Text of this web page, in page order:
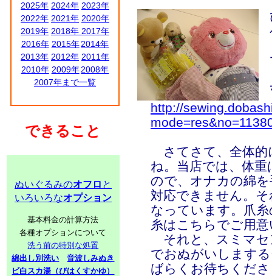
2025年 2024年 2023年
2022年 2021年 2020年
2019年 2018年 2017年
2016年 2015年 2014年
2013年 2012年 2011年
2010年 2009年 2008年
2007年まで一覧
できること
ぬいぐるみのオフロ と
いろいろなオプション
基本料金の計算方法
各種オプションについて
洗う前の特別な処置
綿出し別洗い
音波しみぬき
ビ白スカ湯（びはくすかゆ）
http://
さてさて、全体的
ね。当店では、体
ので、オナカの綿
対応できません。
なっています。爪
糸はこちらでご用
それと、スミマセ
でおぬがいします
ばらくお待ちくだ